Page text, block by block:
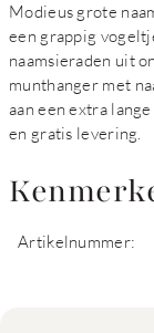
Modieus grote
een grappig
naamsieraden uit
munthanger met
aan een extra
en gratis levering.
Artikelnummer: